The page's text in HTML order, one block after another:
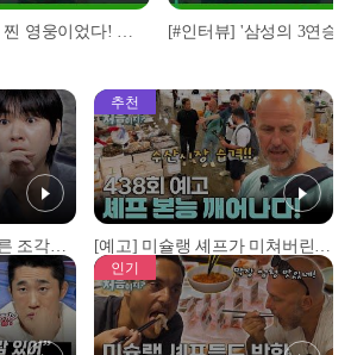
[#인터뷰] 삼성 김영웅, 찐 영웅이었다! 통산 두 번째 만루홈런 폭발 I #베이스볼투나잇 2025.03.25
[예고] 몸통만 남고, 다른 조각은 어디에..? 시화호에서 드러난 충격적인 토막 살인사건!
추천
[예고] 미슐랭 셰프가 미쳐버린 이유! 본능이 깨어난 사건은?
인기